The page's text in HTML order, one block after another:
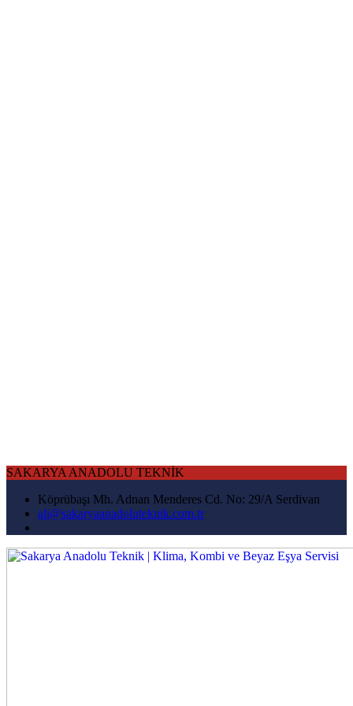
SAKARYA ANADOLU TEKNİK
Köprübaşı Mh. Adnan Menderes Cd. No: 29/A Serdivan
ali@sakaryaanadoluteknik.com.tr